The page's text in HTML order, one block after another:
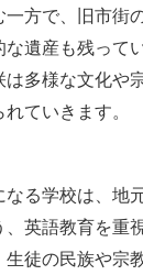
一方で、旧市街
な遺産も残って
多様な文化や
ていきます。
なる学校は、地
英語教育を重
生徒の民族や宗